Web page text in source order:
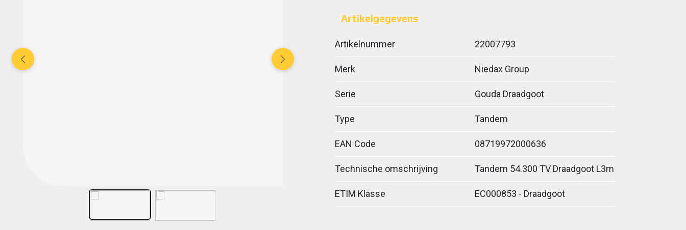
Artikelgegevens
Artikelnummer 22007793
Merk Niedax Group
Serie Gouda Draadgoot
Type Tandem
EAN Code 08719972000636
Technische omschrijving Tandem 54.300 TV Draadgoot L3m
ETIM Klasse EC000853 - Draadgoot